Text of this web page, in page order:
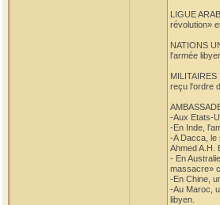
LIGUE
révolution»
NATIONS
l'armée
reçu l'ordre
-Aux Etats-
-En Inde,
-A Dacca, le
Ahmed A.H.
- En
massacre»
-En Chine,
-Au Maroc,
libyen.